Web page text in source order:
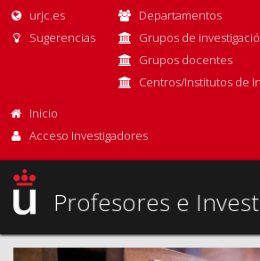
urjc.es
Sugerencias
Departamentos
Grupos de
Grupos docentes
Centros/Institutos de
Inicio
Acceso Investigadores
Profesores e